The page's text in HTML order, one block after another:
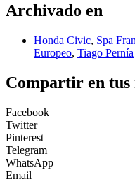
Archivado en
Honda Civic, Spa
Europeo, Tiago Pernía
Compartir en tus
Facebook
Twitter
Pinterest
Telegram
WhatsApp
Email